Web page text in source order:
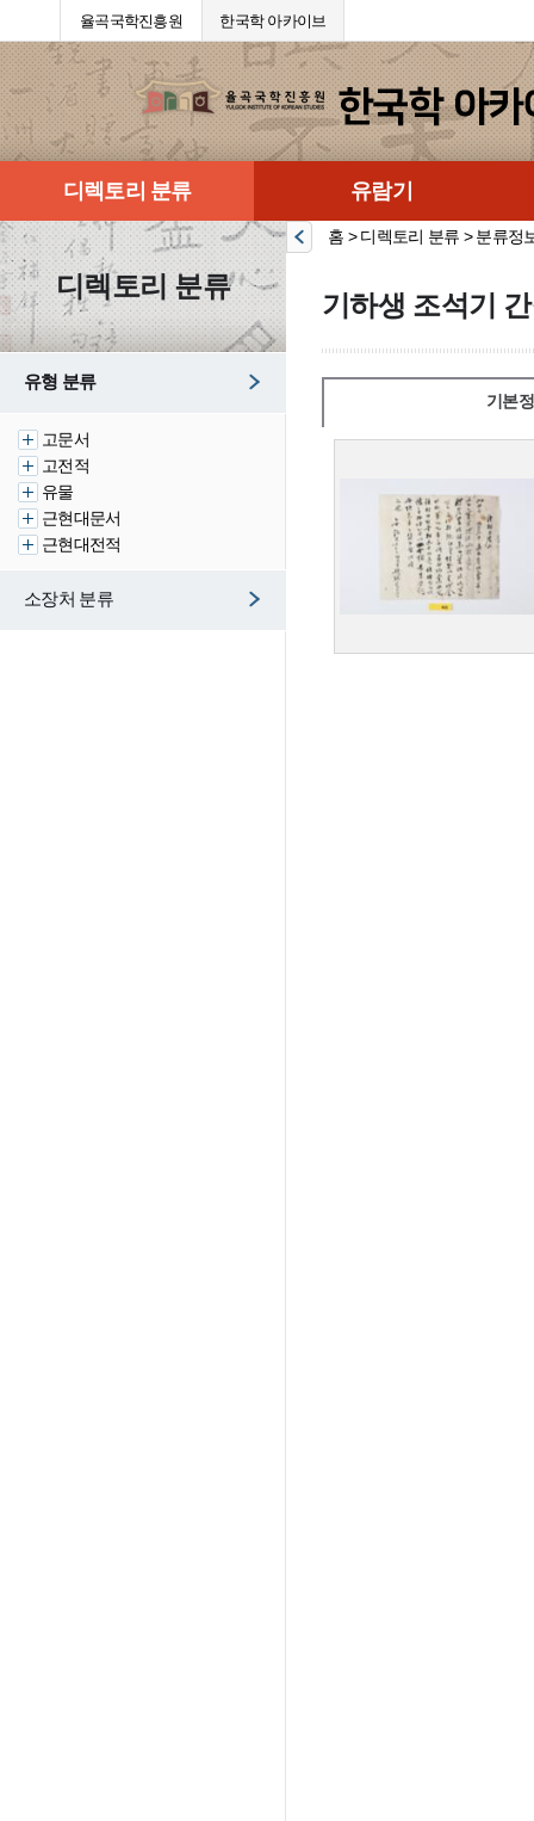
율곡국학진흥원 한국학 아카이브
디렉토리 분류 유람기
디렉토리 분류
유형 분류
고문서
고전적
유물
근현대문서
근현대전적
소장처 분류
홈 > 디렉토리 분류 > 분류정
기하생 조석기
기본